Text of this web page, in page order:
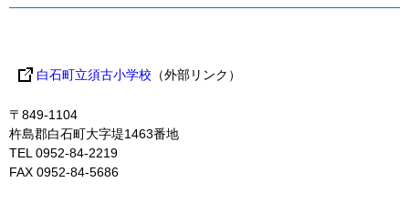
白石町立須古小学校 （外部リンク）
〒849-1104
杵島郡白石町大字堤1463番地
TEL 0952-84-2219
FAX 0952-84-5686